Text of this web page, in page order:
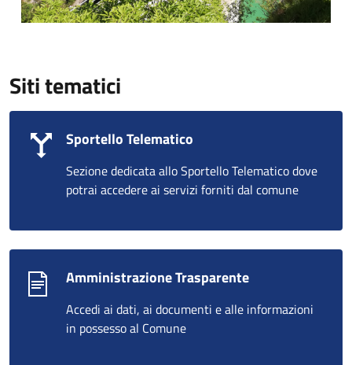
Siti tematici
Sportello Telematico
Sezione dedicata allo Sportello Telematico dove
potrai accedere ai servizi forniti dal comune
Amministrazione Trasparente
Accedi ai dati, ai documenti e alle informazioni
in possesso al Comune